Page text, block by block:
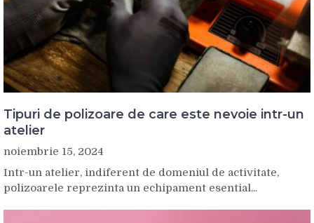
Tipuri de polizoare de care este nevoie intr-un
atelier
noiembrie 15, 2024
Intr-un atelier, indiferent de domeniul de activitate,
polizoarele reprezinta un echipament esential...